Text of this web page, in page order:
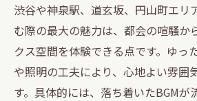
ント
シーシャを楽しむための
方
落ち着きと交流が叶うシー
渋谷や神泉駅、道玄坂、円山町エリ
む際の最大の魅力は、都会の喧騒か
クス空間を体験できる点です。ゆっ
や照明の工夫により、心地よい雰囲
す。具体的には、落ち着いたBGMが